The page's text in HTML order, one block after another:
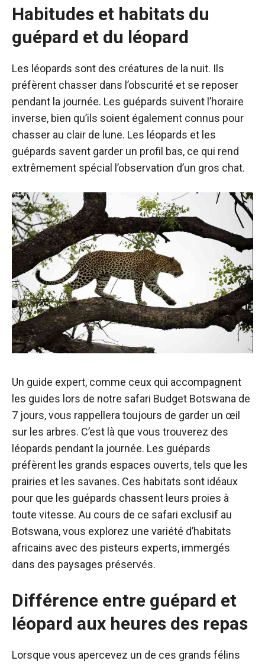
Habitudes et habitats du
guépard et du léopard
Les léopards sont des créatures de la nuit. Ils
préfèrent chasser dans l’obscurité et se reposer
pendant la journée. Les guépards suivent l’horaire
inverse, bien qu’ils soient également connus pour
chasser au clair de lune. Les léopards et les
guépards savent garder un profil bas, ce qui rend
extrêmement spécial l’observation d’un gros chat.
Un guide expert, comme ceux qui accompagnent
les guides lors de notre safari Budget Botswana de
7 jours, vous rappellera toujours de garder un œil
sur les arbres. C’est là que vous trouverez des
léopards pendant la journée. Les guépards
préfèrent les grands espaces ouverts, tels que les
prairies et les savanes. Ces habitats sont idéaux
pour que les guépards chassent leurs proies à
toute vitesse. Au cours de ce safari exclusif au
Botswana, vous explorez une variété d’habitats
africains avec des pisteurs experts, immergés
dans des paysages préservés.
Différence entre guépard et
léopard aux heures des repas
Lorsque vous apercevez un de ces grands félins